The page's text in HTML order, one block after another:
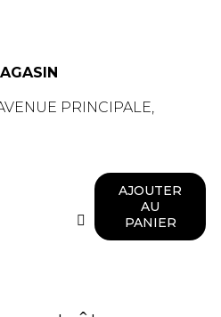
PRINCIPALE,
AJOUTER
AU
PANIER